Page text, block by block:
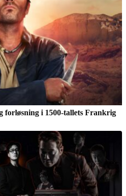
forløsning i 1500-tallets Frankrig